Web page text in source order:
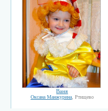
Ваня
Оксана Манжурина, Ртищево